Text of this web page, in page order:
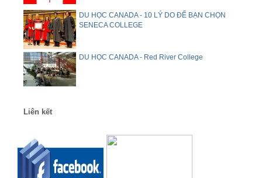
DU HỌC CANADA - 10 LÝ DO ĐỂ BẠN CHỌN
SENECA COLLEGE
DU HỌC CANADA - Red River College
Liên kết